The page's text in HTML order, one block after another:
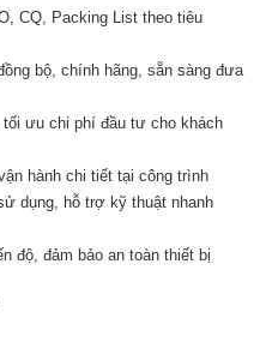
CQ, Packing List theo tiêu
bộ, chính hãng, sẵn sàng đưa
ưu chi phí đầu tư cho khách
hành chi tiết tại công trình
dụng, hỗ trợ kỹ thuật nhanh
độ, đảm bảo an toàn thiết bị